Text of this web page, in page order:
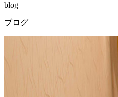
blog
ブログ